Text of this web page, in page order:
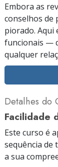
Embora as
conselhos de
piorado. Aqui
funcionais —
qualquer
Detalhes do
Facilidade
Este curso é
sequência de
a sua